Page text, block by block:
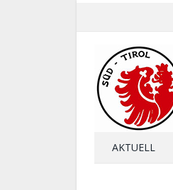
AKTUELL